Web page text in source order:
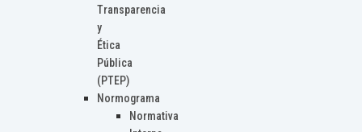
Transparencia
y
Ética
Pública
(PTEP)
Normograma
Normativa